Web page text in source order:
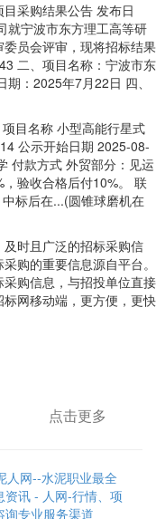
采购结果公告 发布日
就宁波市东方理工高等研
员会评审，现将招标结果
二、项目名称：宁波市东
：2025年7月22日 四、
目名称 小型高能行星式
公示开始日期 2025-08-
付款方式 外贸部分：见运
验收合格后付10%。 联
标后在...(圆锥球磨机在
时且广泛的招标采购信
购的重要信息源自平台。
购信息，与招投单位直接
网移动端，更方便，更快
点击更多